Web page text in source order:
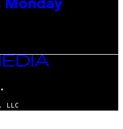
Monday
LLC